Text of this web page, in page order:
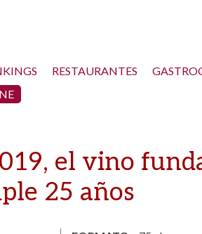
RESTAURANTES
el vino
25 años